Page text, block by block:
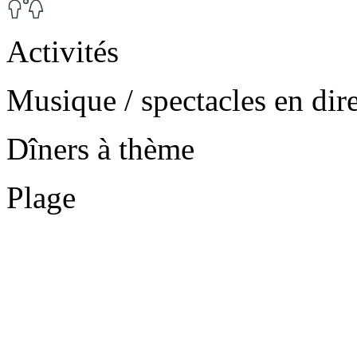
Activités
Musique / spectacles en
Dîners à thème
Plage